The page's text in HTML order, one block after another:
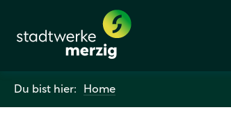
Du bist hier: Home